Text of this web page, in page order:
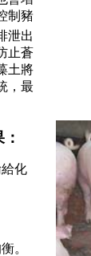
制豬
泄出
止蒼
土將
，最
化
。